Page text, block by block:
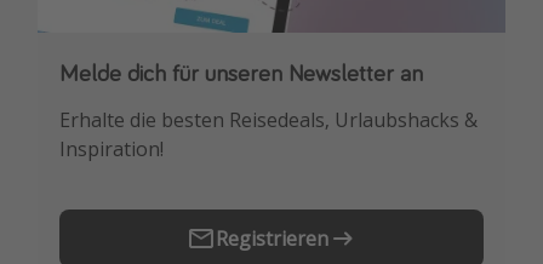
Melde dich für unseren Newsletter an
Erhalte die besten Reisedeals, Urlaubshacks &
Inspiration!
Registrieren
Downloade unsere App
Buche die besten Reiseschnäppchen als
Erstes.